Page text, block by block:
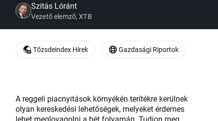
Szitás Lóránt
Vezető elemző, XTB
A reggeli piacnyitások környékén terítékre kerülnek
olyan kereskedési lehetőségek, melyeket érdemes
lehet meglovagolni a hét folyamán. Tudjon meg
Tőzsdeindex Hírek Gazdasági Riportok